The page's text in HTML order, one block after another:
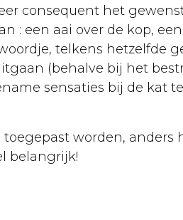
consequent het
: een aai over de kop, een
telkens hetzelfde
(behalve bij het
sensaties bij de kat
worden, anders
belangrijk!